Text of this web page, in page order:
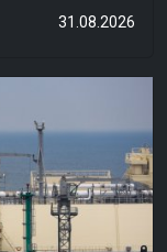
31.08.2026